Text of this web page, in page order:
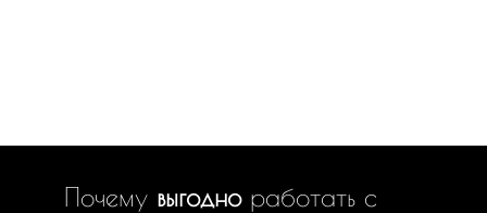
Почему выгодноработать с